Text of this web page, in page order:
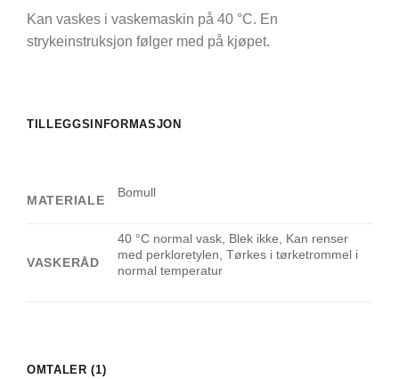
Kan vaskes i vaskemaskin på 40 °C. En
strykeinstruksjon følger med på kjøpet.
TILLEGGSINFORMASJON
MATERIALE
Bomull
VASKERÅD
40 °C normal vask, Blek ikke, Kan renser
med perkloretylen, Tørkes i tørketrommel i
normal temperatur
OMTALER (1)